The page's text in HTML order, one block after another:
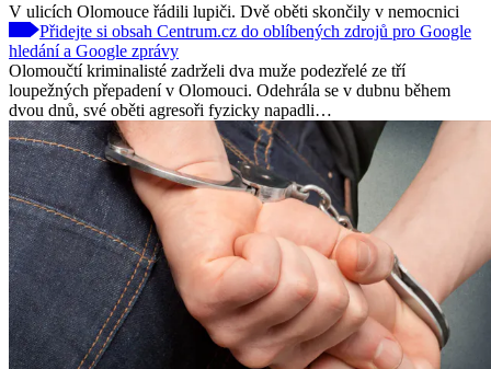
V ulicích Olomouce řádili lupiči. Dvě oběti skončily v nemocnici
Přidejte si obsah Centrum.cz do oblíbených zdrojů pro Google
hledání a Google zprávy
Olomoučtí kriminalisté zadrželi dva muže podezřelé ze tří
loupežných přepadení v Olomouci. Odehrála se v dubnu během
dvou dnů, své oběti agresoři fyzicky napadli…